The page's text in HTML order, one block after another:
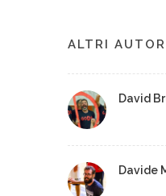
ALTRI
David
Davide